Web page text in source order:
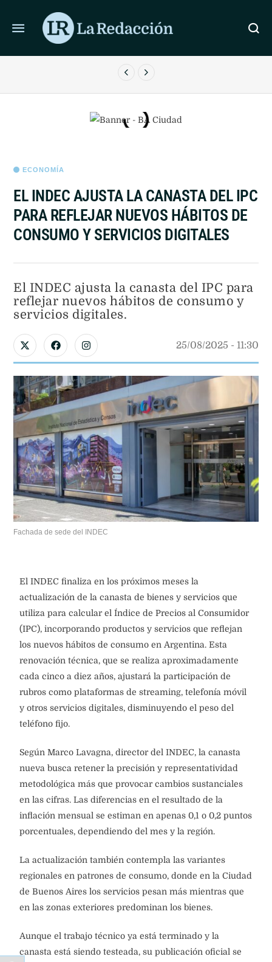
ÚLTIMAS NOTICIAS
EL SENADO DIO MEDIA SANCIÓN A LA LEY DE
ECONOMÍA
EL INDEC AJUSTA LA CANASTA DEL IPC
PARA REFLEJAR NUEVOS HÁBITOS DE
CONSUMO Y SERVICIOS DIGITALES
El INDEC ajusta la canasta del IPC para
reflejar nuevos hábitos de consumo y
servicios digitales.
25/08/2025 - 11:30
Fachada de sede del INDEC
El INDEC finaliza en los próximos meses la
actualización de la canasta de bienes y servicios que
utiliza para calcular el Índice de Precios al Consumidor
(IPC), incorporando productos y servicios que reflejan
los nuevos hábitos de consumo en Argentina. Esta
renovación técnica, que se realiza aproximadamente
cada cinco a diez años, ajustará la participación de
rubros como plataformas de streaming, telefonía móvil
y otros servicios digitales, disminuyendo el peso del
teléfono fijo.
Según Marco Lavagna, director del INDEC, la canasta
nueva busca retener la precisión y representatividad
metodológica más que provocar cambios sustanciales
en las cifras. Las diferencias en el resultado de la
inflación mensual se estiman en apenas 0,1 o 0,2 puntos
porcentuales, dependiendo del mes y la región.
La actualización también contempla las variantes
regionales en patrones de consumo, donde en la Ciudad
de Buenos Aires los servicios pesan más mientras que
en las zonas exteriores predominan los bienes.
Aunque el trabajo técnico ya está terminado y la
canasta está siendo testeada, su publicación oficial se